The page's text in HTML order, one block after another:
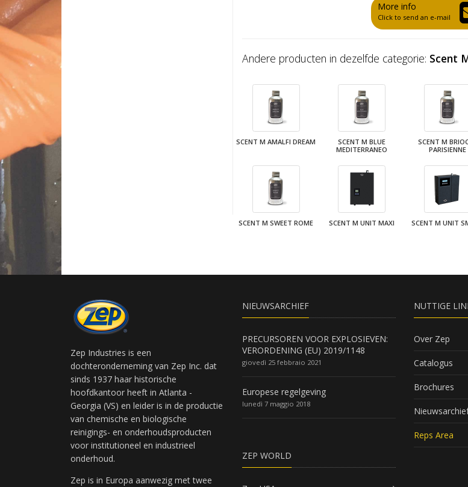
More info
Click to send an e-mail
Andere producten in dezelfde categorie: Scent
SCENT M AMALFI DREAM
SCENT M BLUE
MEDITERRANEO
SCENT M
PARISIENNE
SCENT M SWEET ROME SCENT M UNIT MAXI SCENT M UNIT
Zep Industries is een
dochteronderneming van Zep Inc. dat
sinds 1937 haar historische
hoofdkantoor heeft in Atlanta -
Georgia (VS) en leider is in de productie
van chemische en biologische
reinigings- en onderhoudsproducten
voor institutioneel en industrieel
onderhoud.
Zep is in Europa aanwezig met twee
NIEUWSARCHIEF
PRECURSOREN VOOR EXPLOSIEVEN:
VERORDENING (EU) 2019/1148
giovedì 25 febbraio 2021
Europese regelgeving
lunedì 7 maggio 2018
ZEP WORLD
NUTTIGE
Over Zep
Catalogus
Brochures
Reps Area